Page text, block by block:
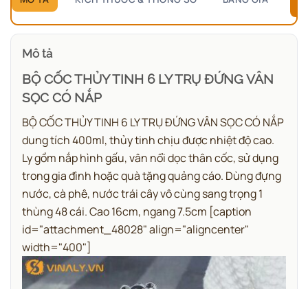
Mô tả
BỘ CỐC THỦY TINH 6 LY TRỤ ĐỨNG VÂN
SỌC CÓ NẮP
BỘ CỐC THỦY TINH 6 LY TRỤ ĐỨNG VÂN SỌC CÓ NẮP
dung tích 400ml, thủy tinh chịu được nhiệt độ cao.
Ly gồm nắp hình gấu, vân nổi dọc thân cốc, sử dụng
trong gia đình hoặc quà tặng quảng cáo. Dùng đựng
nước, cà phê, nước trái cây vô cùng sang trọng 1
thùng 48 cái. Cao 16cm, ngang 7.5cm [caption
id="attachment_48028" align="aligncenter"
width="400"]